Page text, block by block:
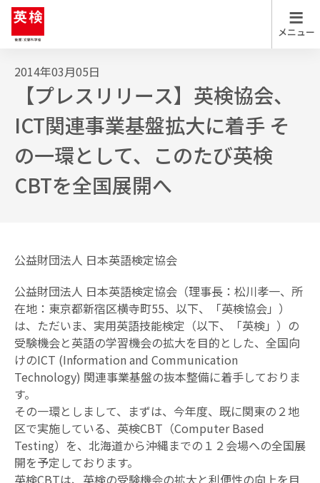
英検について
試験日程
受験案内
試験結果
解答
過去問
試験内容
団体・学校
関係者の方
生涯学習
英検について
英検について トップ
英検を知る
英検の実施スケジュール
英検のメリット・特徴
各級の目安
英検CSEスコアとは
受験の状況
成績優秀者表彰制度
英検を活用する
入試活用・単位認定
2014年03月05日
【プレスリリース】英検協会、
ICT関連事業基盤拡大に着手 そ
の一環として、このたび英検
CBTを全国展開へ
公益財団法人 日本英語検定協会
公益財団法人 日本英語検定協会（理事長：松川孝一、所
在地：東京都新宿区横寺町55、以下、「英検協会」）
は、ただいま、実用英語技能検定（以下、「英検」）の
受験機会と英語の学習機会の拡大を目的とした、全国向
けのICT (Information and Communication
Technology) 関連事業基盤の抜本整備に着手しておりま
す。
その一環としまして、まずは、今年度、既に関東の２地
区で実施している、英検CBT（Computer Based
Testing）を、北海道から沖縄までの１２会場への全国展
開を予定しております。
英検CBTは、英検の受験機会の拡大と利便性の向上を目